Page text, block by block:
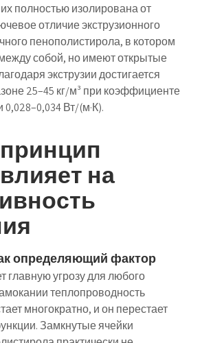
полностью изолирована от
отличие экструзионного
пенополистирола, в котором
собой, но имеют открытые
экструзии достигается
25–45 кг/м³ при коэффициенте
Вт/(м·К).
на
определяющий фактор
главную угрозу для любого
теплопроводность
многократно, и он перестает
Замкнутые ячейки